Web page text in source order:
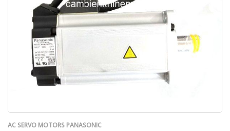
AC SERVO MOTORS PANASONIC